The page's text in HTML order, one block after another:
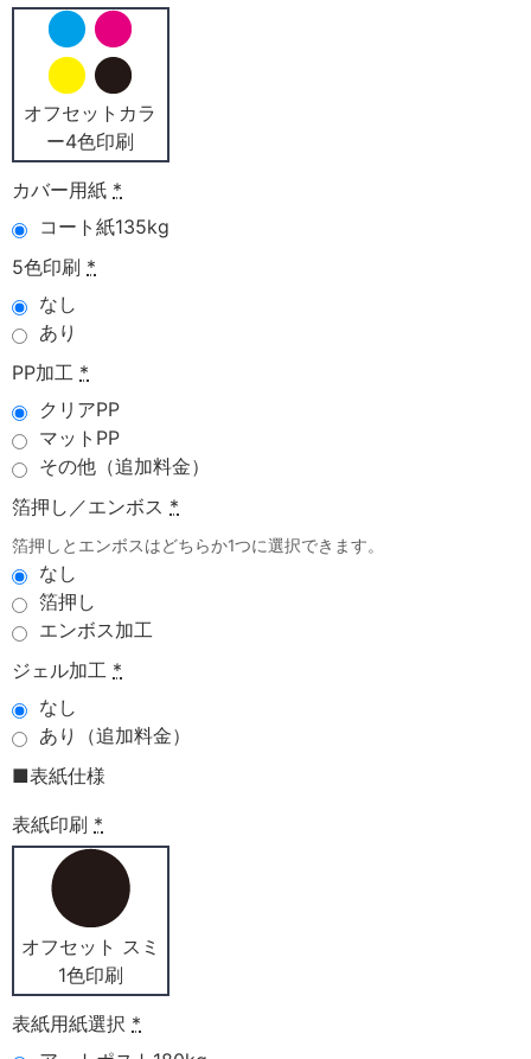
オフセットカラ
ー4色印刷
カバー用紙 *
コート紙135kg
5色印刷 *
なし
あり
PP加工 *
クリアPP
マットPP
その他（追加料金）
箔押し／エンボス *
箔押しとエンボスはどちらか1つに選択できます。
なし
箔押し
エンボス加工
ジェル加工 *
なし
あり（追加料金）
■表紙仕様
表紙印刷 *
オフセット スミ
1色印刷
表紙用紙選択 *